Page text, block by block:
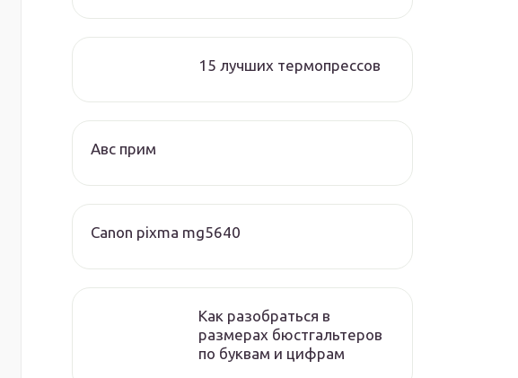
15 лучших термопрессов
Авс прим
Canon pixma mg5640
Как разобраться в
размерах бюстгальтеров
по буквам и цифрам